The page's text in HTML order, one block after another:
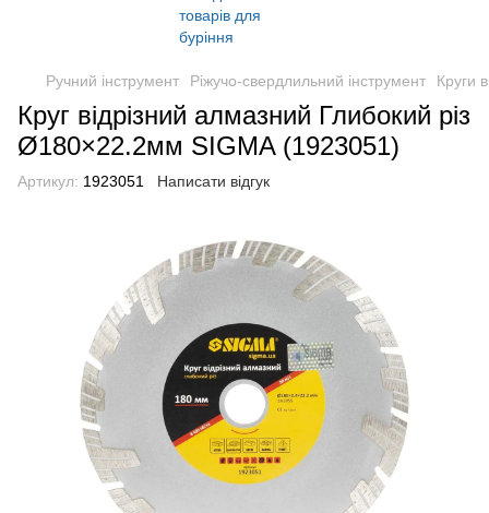
Ручний інструмент Ріжучо-свердлильний інструмент Круги
Круг відрізний алмазний Глибокий різ
Ø180×22.2мм SIGMA (1923051)
Артикул: 1923051 Написати відгук